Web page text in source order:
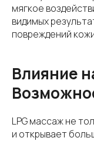
мягкое
видимых
повреждений
Влияние
LPG массаж не
и открывает